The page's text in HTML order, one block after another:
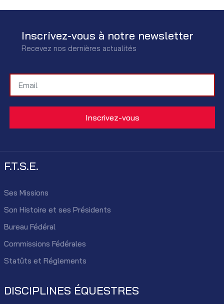
Inscrivez-vous à notre newsletter
Recevez nos dernières actualités
F.T.S.E.
Ses Missions
Son Histoire et ses Présidents
Bureau Fédéral
Commissions Fédérales
Statûts et Réglements
DISCIPLINES ÉQUESTRES